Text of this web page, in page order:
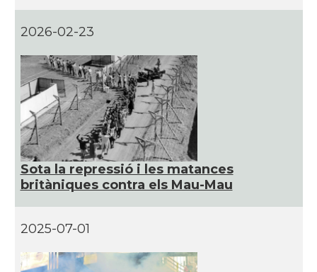
2026-02-23
Sota la repressió i les matances
britàniques contra els Mau-Mau
2025-07-01